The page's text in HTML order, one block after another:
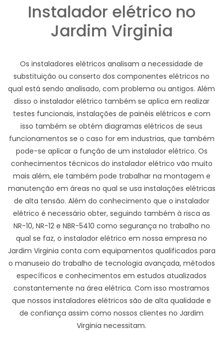
Instalador elétrico no
Jardim Virginia
Os instaladores elétricos analisam a necessidade de
substituição ou conserto dos componentes elétricos no
qual está sendo analisado, com problema ou antigos. Além
disso o instalador elétrico também se aplica em realizar
testes funcionais, instalações de painéis elétricos e com
isso também se obtém diagramas elétricos de seus
funcionamentos se o caso for em industrias, que também
pode-se aplicar a função de um instalador elétrico. Os
conhecimentos técnicos do instalador elétrico vão muito
mais além, ele também pode trabalhar na montagem e
manutenção em áreas no qual se usa instalações elétricas
de alta tensão. Além do conhecimento que o instalador
elétrico é necessário obter, seguindo também à risca as
NR-10, NR-12 e NBR-5410 como segurança no trabalho no
qual se faz, o instalador elétrico em nossa empresa no
Jardim Virginia conta com equipamentos qualificados para
o manuseio do trabalho de tecnologia avançada, métodos
específicos e conhecimentos em estudos atualizados
constantemente na área elétrica. Com isso mostramos
que nossos instaladores elétricos são de alta qualidade e
de confiança assim como nossos clientes no Jardim
Virginia necessitam.